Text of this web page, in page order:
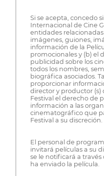
Si se acepta, concedo
Internacional de Cine
entidades
imágenes, guiones,
información de la
promocionales y (b) el
publicidad sobre los
todos los nombres,
biográfica asociados.
proporcionar
director y productor (s)
Festival el derecho de
información a las
cinematográfico que
Festival a su discreción.
El personal de
invitará películas a su
se le notificará a
ha enviado la película.